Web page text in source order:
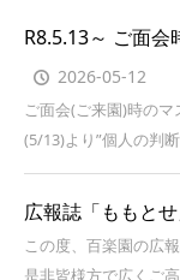
R8.5.13～ ご面会
2026-05-12
ご面会(ご来園)時の
(5/13)より”個人の判
広報誌「ももと
この度、百楽園の広
是非皆様方で広くご